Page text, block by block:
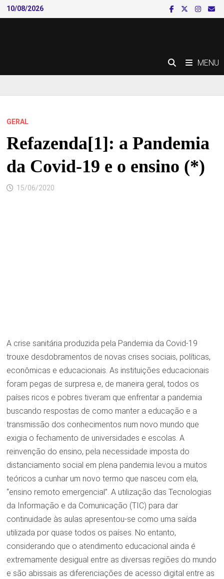
Skip
to
10/08/2026
MENU
GERAL
Refazenda[1]: a Pandemia
da Covid-19 e o ensino (*)
15/06/2020
A crise sanitária produzida pela Pandemia da Covid-19
trouxe desdobramentos de novas crises sociais, políticas,
econômicas e educacionais. As instituições educacionais
foram pegas de surpresa e, de maneira geral, todos os
países ricos e pobres tiveram que enfrentar a pandemia
buscando respostas de como manter a educação e a
transmissão dos conhecimentos num novo mundo que
exigia o fechamento de universidades e escolas. A
reinvenção do ensino, pela necessidade imposta do
distanciamento social em plena pandemia levou a muitos
teóricos a cunhar um novo termo que nasceu com ela,
“ensino remoto emergencial”. A utilização das Tecnologias
da Informação e da Comunicação (TIC) para dar
continuidade às aulas apresentou-se como uma saída
utilizada por quase todos os países. No entanto,
considerando que o atendimento educacional ainda é
extremamente desigual entre as diversas regiões do mundo
e são abissais as diferenciações de acesso digital entre as